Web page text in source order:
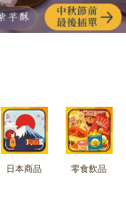
日本商品 零食飲品